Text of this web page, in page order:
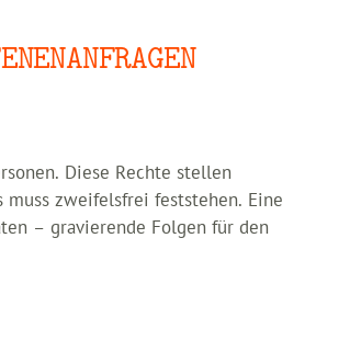
Diese Rechte stellen
zweifelsfrei feststehen. Eine
– gravierende Folgen für den